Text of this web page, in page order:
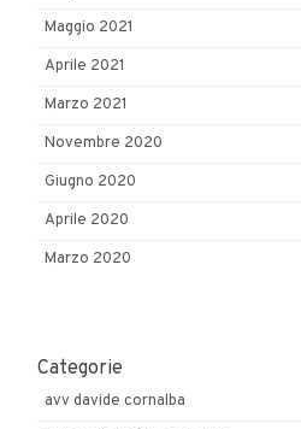
Maggio 2021
Aprile 2021
Marzo 2021
Novembre 2020
Giugno 2020
Aprile 2020
Marzo 2020
Categorie
avv davide cornalba